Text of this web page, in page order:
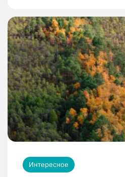
Интересное